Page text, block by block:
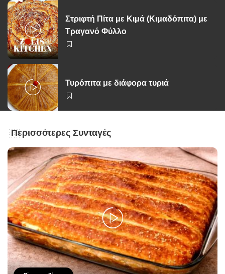
Posted
by
Στριφτή Πίτα με Κιμά (Κιμαδόπιτα) με
Τραγανό Φύλλο
Τυρόπιτα με διάφορα τυριά
Περισσότερες Συνταγές